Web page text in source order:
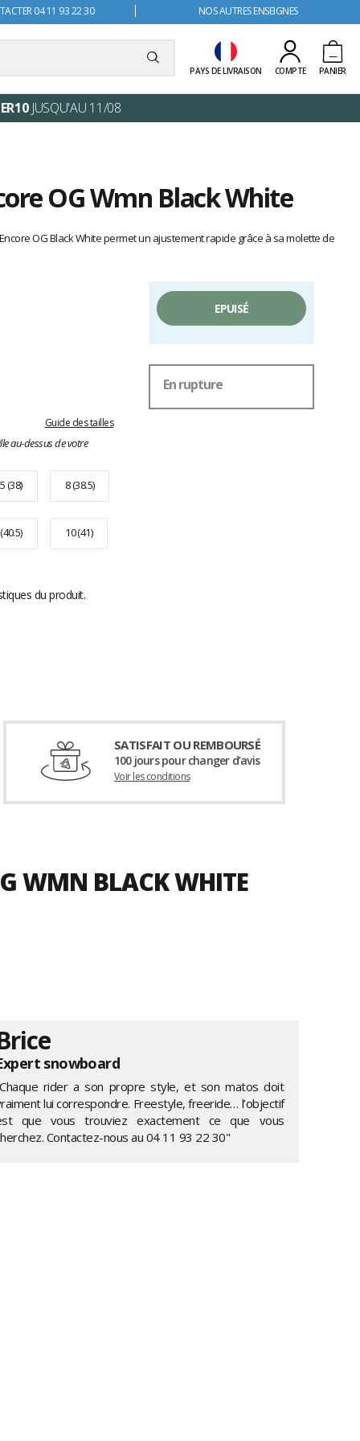
04 11 93 22 30 NOS AUTRES ENSEIGNES
PAYS DE LIVRAISON COMPTE PANIER
JUSQU'AU 11/08
OG Wmn Black White
OG Black White permet un ajustement rapide grâce à sa molette de
Guide des tailles
au-dessus de votre
(38) 8 (38.5)
10 (41)
du produit.
EPUISÉ
En rupture
SATISFAIT OU REMBOURSÉ
100 jours pour changer d’avis
Voir les conditions
WMN BLACK WHITE
snowboard
rider a son propre style, et son matos doit
lui correspondre. Freestyle, freeride… l’objectif
que vous trouviez exactement ce que vous
Contactez-nous au04 11 93 22 30"